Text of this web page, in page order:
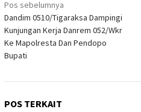
Navigasi
pos
Pos sebelumnya
Dandim 0510/Tigaraksa Dampingi
Kunjungan Kerja Danrem 052/Wkr
Ke Mapolresta Dan Pendopo
Bupati
POS TERKAIT